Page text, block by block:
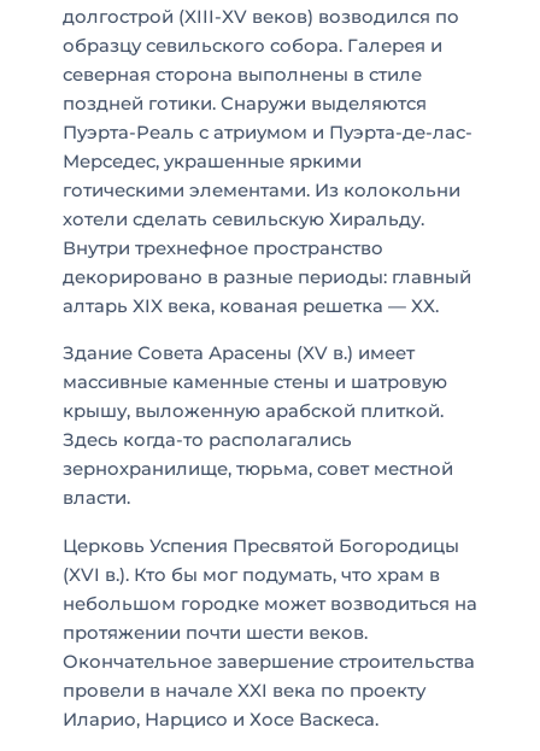
долгострой (XIII-XV веков) возводился по
образцу севильского собора. Галерея и
северная сторона выполнены в стиле
поздней готики. Снаружи выделяются
Пуэрта-Реаль с атриумом и Пуэрта-де-лас-
Мерседес, украшенные яркими
готическими элементами. Из колокольни
хотели сделать севильскую Хиральду.
Внутри трехнефное пространство
декорировано в разные периоды: главный
алтарь XIX века, кованая решетка — XX.
Здание Совета Арасены (XV в.) имеет
массивные каменные стены и шатровую
крышу, выложенную арабской плиткой.
Здесь когда-то располагались
зернохранилище, тюрьма, совет местной
власти.
Церковь Успения Пресвятой Богородицы
(XVI в.). Кто бы мог подумать, что храм в
небольшом городке может возводиться на
протяжении почти шести веков.
Окончательное завершение строительства
провели в начале XXI века по проекту
Иларио, Нарцисо и Хосе Васкеса.